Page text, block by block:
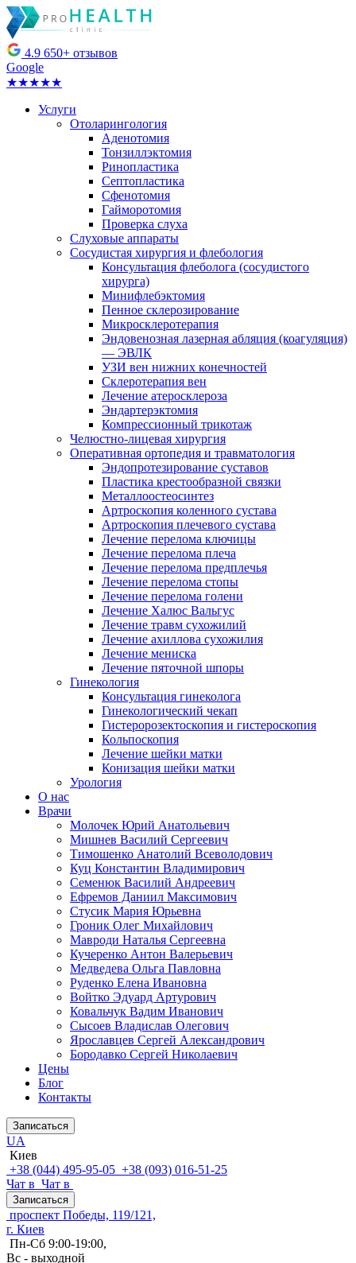
4.9 650+ отзывов
Google
★★★★★
Услуги
Отоларингология
Аденотомия
Тонзиллэктомия
Ринопластика
Септопластика
Сфенотомия
Гайморотомия
Проверка слуха
Слуховые аппараты
Сосудистая хирургия и флебология
Консультация флеболога (сосудистого
хирурга)
Минифлебэктомия
Пенное склерозирование
Микросклеротерапия
Эндовенозная лазерная абляция (коагуляция)
— ЭВЛК
УЗИ вен нижних конечностей
Склеротерапия вен
Лечение атеросклероза
Эндартерэктомия
Компрессионный трикотаж
Челюстно-лицевая хирургия
Оперативная ортопедия и травматология
Эндопротезирование суставов
Пластика крестообразной связки
Металлоостеосинтез
Артроскопия коленного сустава
Артроскопия плечевого сустава
Лечение перелома ключицы
Лечение перелома плеча
Лечение перелома предплечья
Лечение перелома стопы
Лечение перелома голени
Лечение Халюс Вальгус
Лечение травм сухожилий
Лечение ахиллова сухожилия
Лечение мениска
Лечение пяточной шпоры
Гинекология
Консультация гинеколога
Гинекологический чекап
Гистеророзектоскопия и гистероскопия
Кольпоскопия
Лечение шейки матки
Конизация шейки матки
Урология
О нас
Врачи
Молочек Юрий Анатольевич
Мишнев Василий Сергеевич
Тимошенко Анатолий Всеволодович
Куц Константин Владимирович
Семенюк Василий Андреевич
Ефремов Даниил Максимович
Стусик Мария Юрьевна
Гроник Олег Михайлович
Мавроди Наталья Сергеевна
Кучеренко Антон Валерьевич
Медведева Ольга Павловна
Руденко Елена Ивановна
Войтко Эдуард Артурович
Ковальчук Вадим Иванович
Сысоев Владислав Олегович
Ярославцев Сергей Александрович
Бородавко Сергей Николаевич
Цены
Блог
Контакты
Записаться
UA
Киев
+38 (044) 495-95-05 +38 (093) 016-51-25
Чат в Чат в
Записаться
проспект Победы, 119/121,
г. Киев
Пн-Сб 9:00-19:00,
Вс - выходной